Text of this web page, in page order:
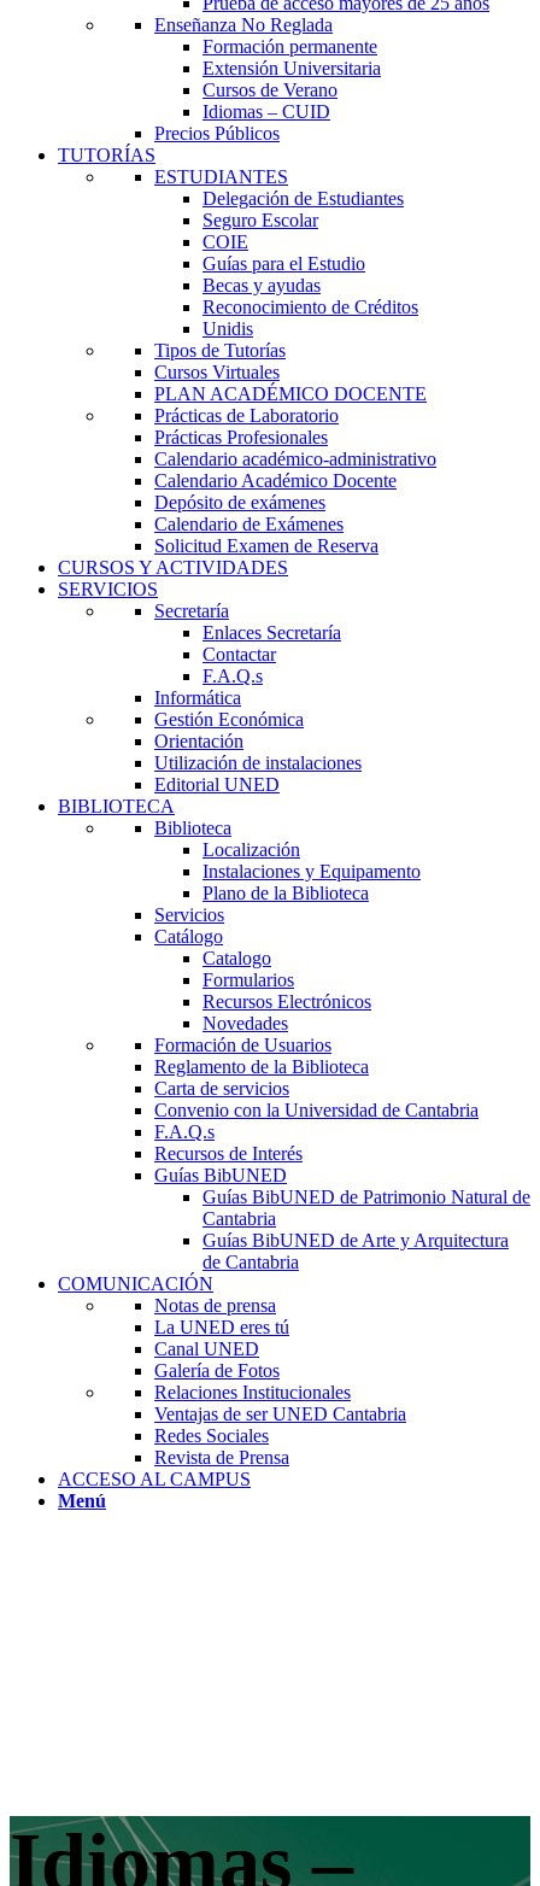
Enseñanza No Reglada
Formación permanente
Extensión Universitaria
Cursos de Verano
Idiomas – CUID
Precios Públicos
TUTORÍAS
ESTUDIANTES
Delegación de Estudiantes
Seguro Escolar
COIE
Guías para el Estudio
Becas y ayudas
Reconocimiento de Créditos
Unidis
Tipos de Tutorías
Cursos Virtuales
PLAN ACADÉMICO DOCENTE
Prácticas de Laboratorio
Prácticas Profesionales
Calendario académico-administrativo
Calendario Académico Docente
Depósito de exámenes
Calendario de Exámenes
Solicitud Examen de Reserva
CURSOS Y ACTIVIDADES
SERVICIOS
Secretaría
Enlaces Secretaría
Contactar
F.A.Q.s
Informática
Gestión Económica
Orientación
Utilización de instalaciones
Editorial UNED
BIBLIOTECA
Biblioteca
Localización
Instalaciones y Equipamento
Plano de la Biblioteca
Servicios
Catálogo
Catalogo
Formularios
Recursos Electrónicos
Novedades
Formación de Usuarios
Reglamento de la Biblioteca
Carta de servicios
Convenio con la Universidad de Cantabria
F.A.Q.s
Recursos de Interés
Guías BibUNED
Guías BibUNED de Patrimonio Natural de
Cantabria
Guías BibUNED de Arte y Arquitectura
de Cantabria
COMUNICACIÓN
Notas de prensa
La UNED eres tú
Canal UNED
Galería de Fotos
Relaciones Institucionales
Ventajas de ser UNED Cantabria
Redes Sociales
Revista de Prensa
ACCESO AL CAMPUS
Menú
Idiomas –